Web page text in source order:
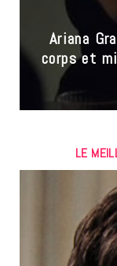
Ariana
corps et
LE